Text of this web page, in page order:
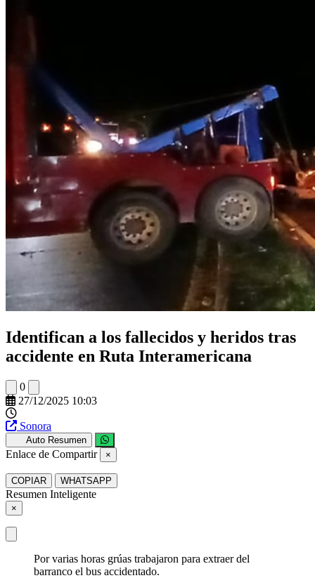
Identifican a los fallecidos y heridos tras
accidente en Ruta Interamericana
0
27/12/2025 10:03
Sonora
Auto Resumen
Enlace de Compartir ×
COPIAR WHATSAPP
Resumen Inteligente
×
Por varias horas grúas trabajaron para extraer del
barranco el bus accidentado.